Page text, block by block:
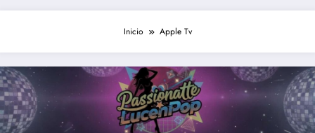
Inicio Apple Tv